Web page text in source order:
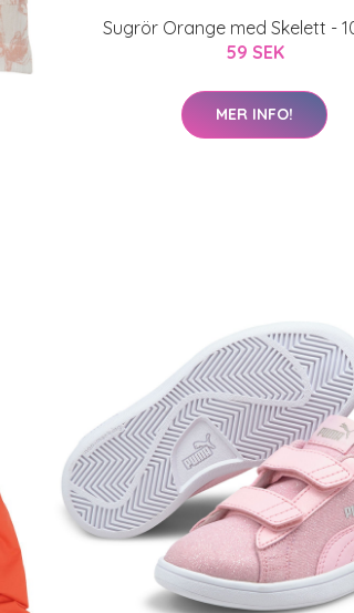
Sugrör Orange med Skelett -
59 SEK
MER INFO!